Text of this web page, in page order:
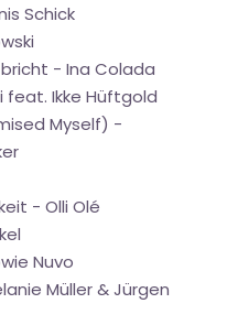
Schick
bricht - Ina Colada
feat. Ikke Hüftgold
Myself) -
- Olli Olé
Nuvo
Müller & Jürgen